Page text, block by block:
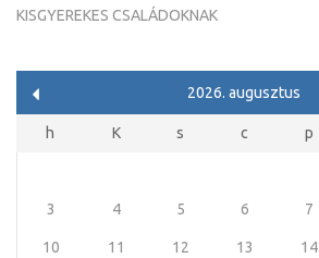
KISGYEREKES CSALÁDOKNAK
2026. augusztus
h K s c p
3 4 5 6 7
10 11 12 13 14